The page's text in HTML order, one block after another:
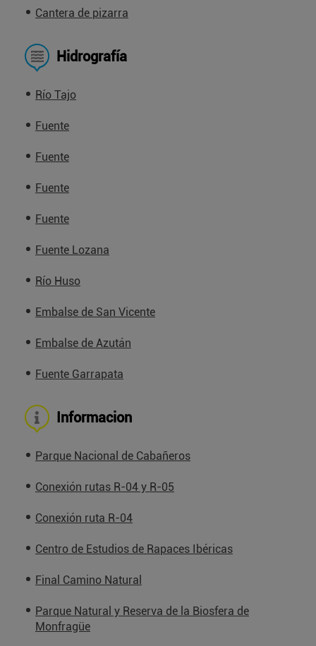
Cantera de pizarra
Hidrografía
Río Tajo
Fuente
Fuente
Fuente
Fuente
Fuente Lozana
Río Huso
Embalse de San Vicente
Embalse de Azután
Fuente Garrapata
Informacion
Parque Nacional de Cabañeros
Conexión rutas R-04 y R-05
Conexión ruta R-04
Centro de Estudios de Rapaces Ibéricas
Final Camino Natural
Parque Natural y Reserva de la Biosfera de
Monfragüe